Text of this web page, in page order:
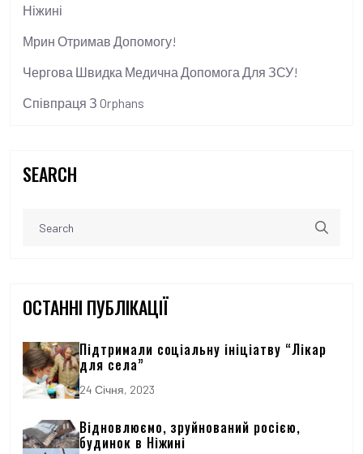
Ніжині
Мрин Отримав Допомогу!
Чергова Швидка Медична Допомога Для ЗСУ!
Співпраця З Orphans
SEARCH
ОСТАННІ ПУБЛІКАЦІЇ
Підтримали соціальну ініціатву “Лікар
для села”
24 Січня, 2023
Відновлюємо, зруйнований росією,
будинок в Ніжині